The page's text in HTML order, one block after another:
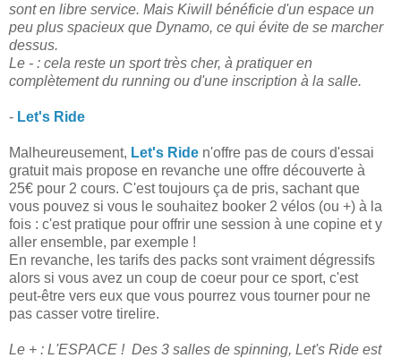
sont en libre service. Mais Kiwill bénéficie d'un espace un
peu plus spacieux que Dynamo, ce qui évite de se marcher
dessus.
Le - : cela reste un sport très cher, à pratiquer en
complètement du running ou d'une inscription à la salle.
- Let's Ride
Malheureusement, Let's Ride n'offre pas de cours d'essai
gratuit mais propose en revanche une offre découverte à
25€ pour 2 cours. C'est toujours ça de pris, sachant que
vous pouvez si vous le souhaitez booker 2 vélos (ou +) à la
fois : c'est pratique pour offrir une session à une copine et y
aller ensemble, par exemple !
En revanche, les tarifs des packs sont vraiment dégressifs
alors si vous avez un coup de coeur pour ce sport, c'est
peut-être vers eux que vous pourrez vous tourner pour ne
pas casser votre tirelire.
Le + : L'ESPACE ! Des 3 salles de spinning, Let's Ride est